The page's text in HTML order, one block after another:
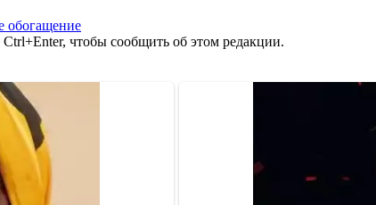
обогащение
чтобы сообщить об этом редакции.